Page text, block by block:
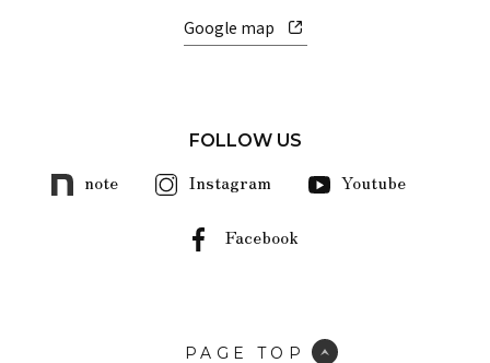
Google map
FOLLOW US
note Instagram Youtube
Facebook
PAGE TOP